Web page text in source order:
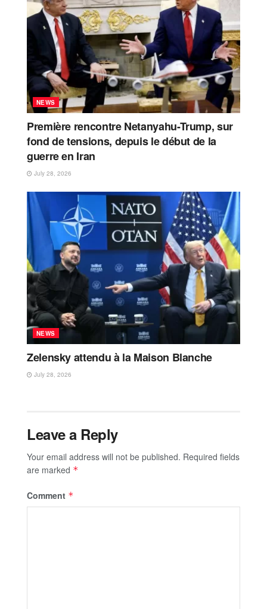
NEWS
Première rencontre Netanyahu-Trump, sur
fond de tensions, depuis le début de la
guerre en Iran
July 28, 2026
NEWS
Zelensky attendu à la Maison Blanche
July 28, 2026
Leave a Reply
Your email address will not be published. Required fields
are marked *
Comment *